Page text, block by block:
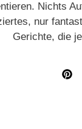
Nichts
nur
Gerichte, die